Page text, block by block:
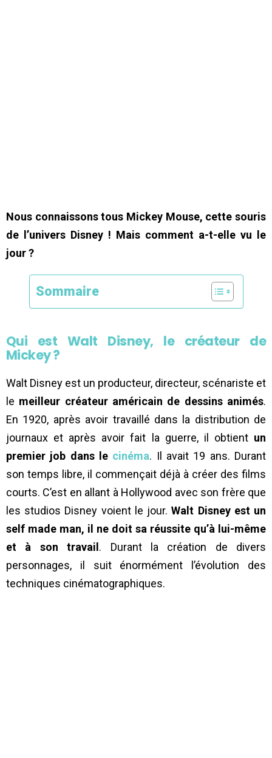
Nous connaissons tous Mickey Mouse, cette souris
de l’univers Disney ! Mais comment a-t-elle vu le
jour ?
Sommaire
Qui est Walt Disney, le créateur de
Mickey ?
Walt Disney est un producteur, directeur, scénariste et
le meilleur créateur américain de dessins animés.
En 1920, après avoir travaillé dans la distribution de
journaux et après avoir fait la guerre, il obtient un
premier job dans le cinéma. Il avait 19 ans. Durant
son temps libre, il commençait déjà à créer des films
courts. C’est en allant à Hollywood avec son frère que
les studios Disney voient le jour.Walt Disney est un
self made man, il ne doit sa réussite qu’à lui-même
et à son travail. Durant la création de divers
personnages, il suit énormément l’évolution des
techniques cinématographiques.